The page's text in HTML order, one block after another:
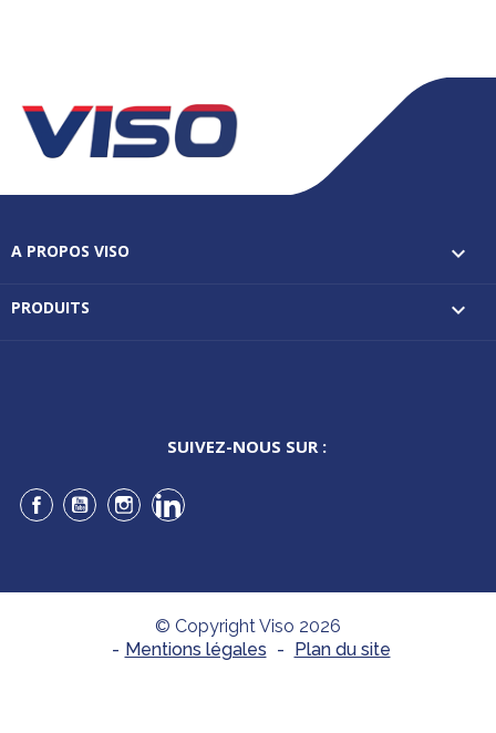
A PROPOS VISO 
PRODUITS 
SUIVEZ-NOUS SUR :
Facebook
YouTubeInstagramLinkedIn
© Copyright Viso 2026
- Mentions légales - Plan du site